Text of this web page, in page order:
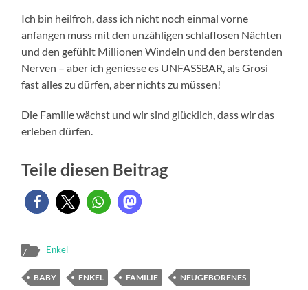
Ich bin heilfroh, dass ich nicht noch einmal vorne
anfangen muss mit den unzähligen schlaflosen Nächten
und den gefühlt Millionen Windeln und den berstenden
Nerven – aber ich geniesse es UNFASSBAR, als Grosi
fast alles zu dürfen, aber nichts zu müssen!
Die Familie wächst und wir sind glücklich, dass wir das
erleben dürfen.
Teile diesen Beitrag
Enkel
BABY ENKEL FAMILIE
NEUGEBORENES